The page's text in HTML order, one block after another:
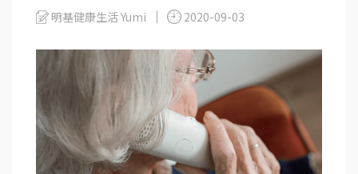
明基健康生活 Yumi 2020-09-03